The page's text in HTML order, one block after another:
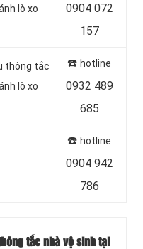
lò xo
0904 072
157
thông tắc
lò xo
☎️ hotline
0932 489
685
☎️ hotline
0904 942
786
tắc nhà vệ sinh tại